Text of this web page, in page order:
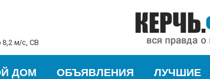
8,2 м/с, СВ
ДОМ ОБЪЯВЛЕНИЯ ЛУЧШИЕ